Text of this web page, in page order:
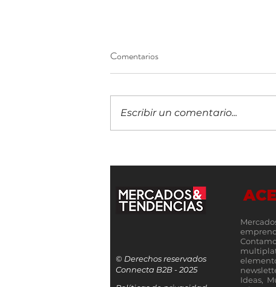
Panamá fortalece su posición
regional con mayor crecimiento
en depósitos y crédito
Comentarios
Escribir un comentario...
© Derechos reservados
Connecta B2B - 2025
Ideas,